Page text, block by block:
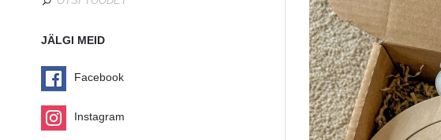
JÄLGI MEID
Facebook
Instagram